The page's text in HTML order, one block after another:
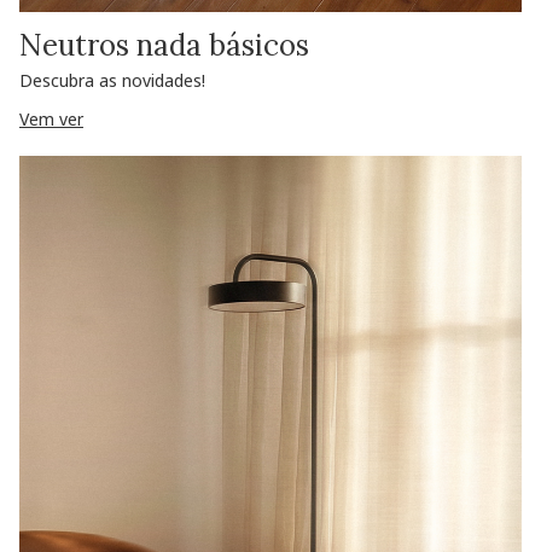
Neutros nada básicos
Descubra as novidades!
Vem ver